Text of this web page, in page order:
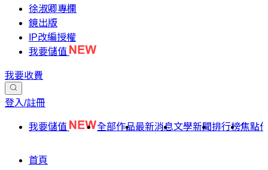
徐淑卿專欄
鏡出版
IP改編授權
我要儲值
我要收費
登入/註冊
我要儲值 全部作品最新消息文學新聞排行榜焦點
首頁